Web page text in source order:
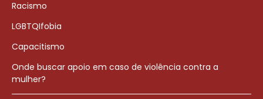
Racismo
LGBTQIfobia
Capacitismo
Onde buscar apoio em caso de violência contra a
mulher?